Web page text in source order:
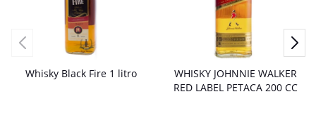
Whisky Black Fire 1 litro
WHISKY JOHNNIE WALKER
RED LABEL PETACA 200 CC